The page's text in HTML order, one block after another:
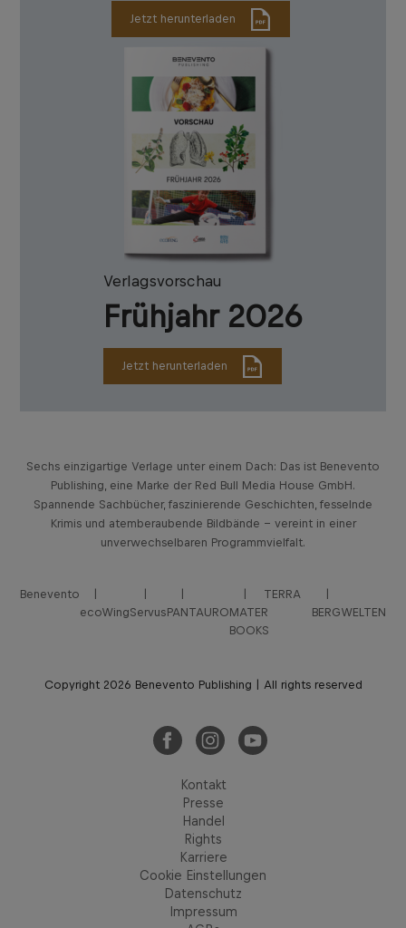
Jetzt herunterladen
Verlagsvorschau
Frühjahr 2026
Jetzt herunterladen
Sechs einzigartige Verlage unter einem Dach: Das ist Benevento
Publishing, eine Marke der Red Bull Media House GmbH.
Spannende Sachbücher, faszinierende Geschichten, fesselnde
Krimis und atemberaubende Bildbände – vereint in einer
unverwechselbaren Programmvielfalt.
Benevento
ecoWingServusPANTAURO
TERRA
MATER
BOOKS
BERGWELTEN
Copyright 2026 Benevento Publishing | All rights reserved
Kontakt
Presse
Handel
Rights
Karriere
Cookie Einstellungen
Datenschutz
Impressum